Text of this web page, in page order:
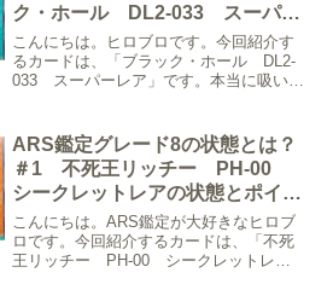
ク・ホール DL2-033 スーパー
レア
こんにちは。ヒロブロです。今回紹介す
るカードは、「ブラック・ホール DL2-
033 スーパーレア」です。本当に吸い込
かな白かけほか目立った傷はなしとなっ
ております。詳し...
ARS鑑定グレード8の状態とは？
＃1 不死王リッチー PH-00
シークレットレアの状態とポイン
ト
こんにちは。ARS鑑定が大好きなヒロブ
ロです。今回紹介するカードは、「不死
王リッチー PH-00 シークレットレ